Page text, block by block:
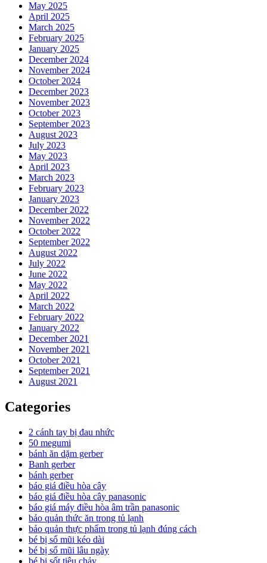
May 2025
April 2025
March 2025
February 2025
January 2025
December 2024
November 2024
October 2024
December 2023
November 2023
October 2023
September 2023
August 2023
July 2023
May 2023
April 2023
March 2023
February 2023
January 2023
December 2022
November 2022
October 2022
September 2022
August 2022
July 2022
June 2022
May 2022
April 2022
March 2022
February 2022
January 2022
December 2021
November 2021
October 2021
September 2021
August 2021
Categories
2 cánh tay bị đau nhức
50 megumi
bánh ăn dặm gerber
Banh gerber
bánh gerber
báo giá điều hòa cây
báo giá điều hòa cây panasonic
báo giá máy điều hòa âm trần panasonic
bảo quản thức ăn trong tủ lạnh
bảo quản thực phẩm trong tủ lạnh đúng cách
bé bị sổ mũi kéo dài
bé bị sổ mũi lâu ngày
bé bị sốt tiêu chảy